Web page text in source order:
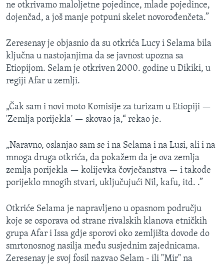
ne otkrivamo maloljetne pojedince, mlade pojedince,
dojenčad, a još manje potpuni skelet novorođenčeta.”
Zeresenay je objasnio da su otkrića Lucy i Selama bila
ključna u nastojanjima da se javnost upozna sa
Etiopijom. Selam je otkriven 2000. godine u Dikiki, u
regiji Afar u zemlji.
„Čak sam i novi moto Komisije za turizam u Etiopiji —
'Zemlja porijekla' — skovao ja,“ rekao je.
„Naravno, oslanjao sam se i na Selama i na Lusi, ali i na
mnoga druga otkrića, da pokažem da je ova zemlja
zemlja porijekla — kolijevka čovječanstva — i takođe
porijeklo mnogih stvari, uključujući Nil, kafu, itd. .”
Otkriće Selama je napravljeno u opasnom području
koje se osporava od strane rivalskih klanova etničkih
grupa Afar i Issa gdje sporovi oko zemljišta dovode do
smrtonosnog nasilja među susjednim zajednicama.
Zeresenay je svoj fosil nazvao Selam - ili "Mir" na